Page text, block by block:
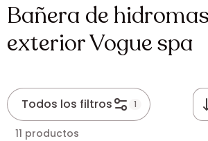
Bañera de
exterior Vogue spa
Todos los filtros 1
11 productos